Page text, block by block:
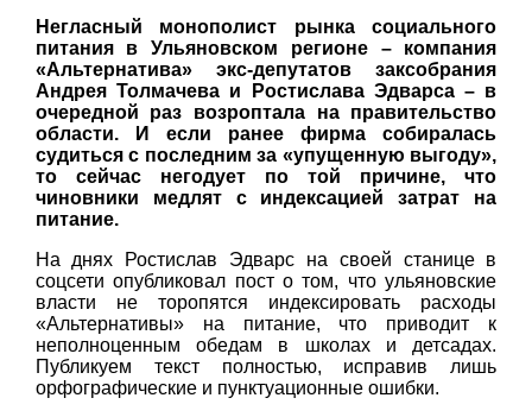
Негласный монополист рынка социального
питания в Ульяновском регионе – компания
«Альтернатива» экс-депутатов заксобрания
Андрея Толмачева и Ростислава Эдварса – в
очередной раз возроптала на правительство
области. И если ранее фирма собиралась
судиться с последним за «упущенную выгоду»,
то сейчас негодует по той причине, что
чиновники медлят с индексацией затрат на
питание.
На днях Ростислав Эдварс на своей станице в
соцсети опубликовал пост о том, что ульяновские
власти не торопятся индексировать расходы
«Альтернативы» на питание, что приводит к
неполноценным обедам в школах и детсадах.
Публикуем текст полностью, исправив лишь
орфографические и пунктуационные ошибки.